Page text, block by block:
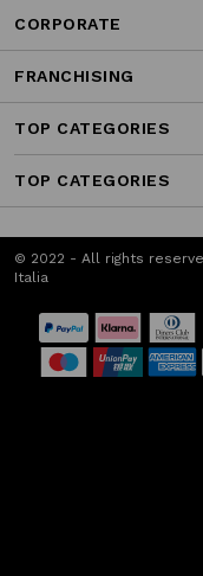
CORPORATE
FRANCHISING
TOP CATEGORIES
TOP CATEGORIES
© 2022 - All rights
Italia